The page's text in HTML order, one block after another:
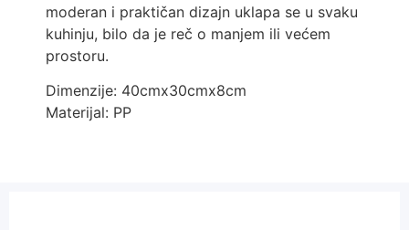
moderan i praktičan dizajn uklapa se u svaku
kuhinju, bilo da je reč o manjem ili većem
prostoru.
Dimenzije: 40cmx30cmx8cm
Materijal: PP